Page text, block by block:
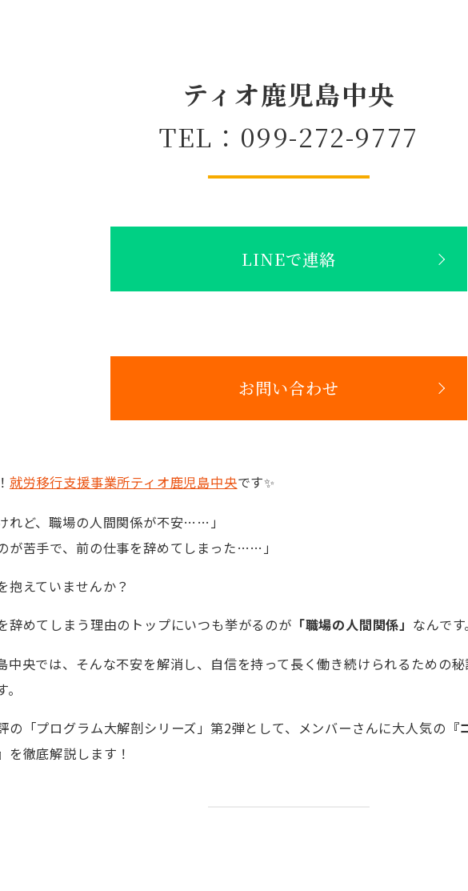
ティオ鹿児島中央
TEL：099-272-9777
LINEで連絡
お問い合わせ
就労移行支援事業所ティオ鹿児島中央です✨
れど、職場の人間関係が不安……」
が苦手で、前の仕事を辞めてしまった……」
抱えていませんか？
辞めてしまう理由のトップにいつも挙がるのが 「職場の人間関係」 なんです。
中央では、そんな不安を解消し、自信を持って長く働き続けられるための
の「プログラム大解剖シリーズ」第2弾として、メンバーさんに大人気の
を徹底解説します！